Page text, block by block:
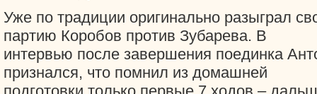
Уже по традиции оригинально разыграл
партию Коробов против Зубарева. В
интервью после завершения поединка
признался, что помнил из домашней